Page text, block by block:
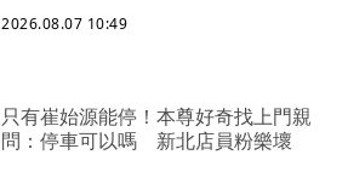
2026.08.07 10:49
只有崔始源能停！本尊好奇找上門親
問：停車可以嗎 新北店員粉樂壞